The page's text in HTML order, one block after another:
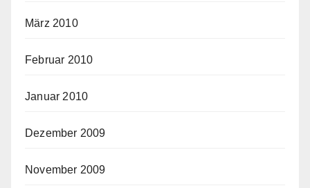
März 2010
Februar 2010
Januar 2010
Dezember 2009
November 2009